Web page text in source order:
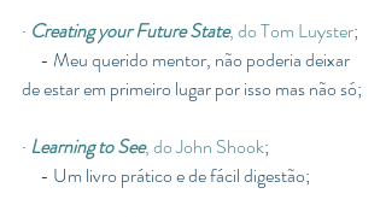
· Creating your Future State, do Tom Luyster;
de estar em primeiro lugar por isso mas não só;
· Learning to See, do John Shook;
     - Um livro prático e de fácil digestão;